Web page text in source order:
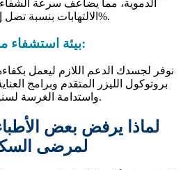
الدموية، مما يضاعف سرعة
الالتهابات بنسبة تصل إلى 80%.
بيئة استشفاء مدعومة:
نوفر لجسدك الدعم اللازم ليعمل
بروتوكول الليزر المتقدم وبرامج
واستدامة الغرسة لسنوات طويلة.
لماذا يرفض بعض
لمرضى